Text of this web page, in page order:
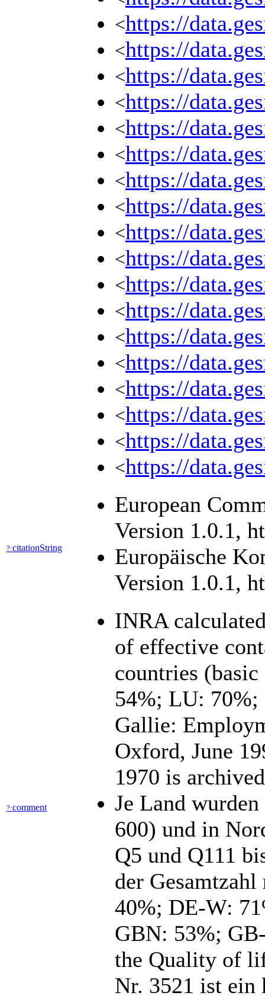
<https://
<https://
<https://
<https://
<https://
<https://
<https://
<https://
<https://
<https://
<https://
<https://
<https://
<https://
<https://
<https://
<https://
<https://
?:citationString
European
Version 1.0.1,
Europäische
Version 1.0.1,
?:comment
INRA
of effective
countries
54%; LU: 70%;
Gallie:
Oxford, June
1970 is
Je Land
600) und in
Q5 und Q111
der
40%; DE-W:
GBN: 53%;
the Quality of
Nr. 3521 ist ein